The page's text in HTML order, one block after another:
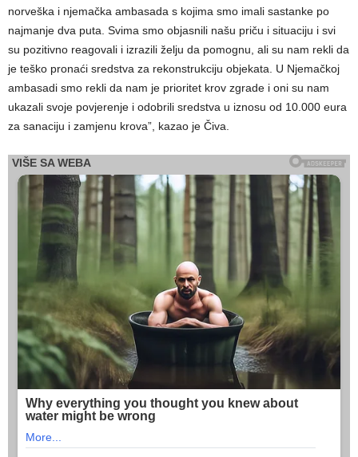
norveška i njemačka ambasada s kojima smo imali sastanke po
najmanje dva puta. Svima smo objasnili našu priču i situaciju i svi
su pozitivno reagovali i izrazili želju da pomognu, ali su nam rekli da
je teško pronaći sredstva za rekonstrukciju objekata. U Njemačkoj
ambasadi smo rekli da nam je prioritet krov zgrade i oni su nam
ukazali svoje povjerenje i odobrili sredstva u iznosu od 10.000 eura
za sanaciju i zamjenu krova”, kazao je Čiva.